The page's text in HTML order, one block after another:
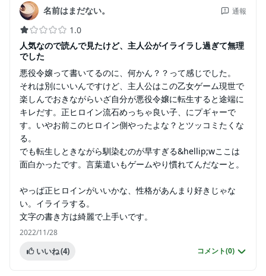
名前はまだない。 通報
1.0
人気なので読んで見たけど、主人公がイライラし過ぎて無理
でした
悪役令嬢って書いてるのに、何かん？？って感じでした。
それは別にいいんですけど、主人公はこの乙女ゲーム現世で
楽しんでおきながらいざ自分が悪役令嬢に転生すると途端に
キレだす。正ヒロイン流石めっちゃ良い子、にプギャーで
す。いやお前このヒロイン側やったよな？とツッコミたくな
る。
でも転生しときながら馴染むのが早すぎる&hellip;wここは
面白かったです。言葉遣いもゲームやり慣れてんだなーと。
やっぱ正ヒロインがいいかな、性格があんまり好きじゃな
い。イライラする。
文字の書き方は綺麗で上手いです。
2022/11/28
いいね(4) コメント(0)